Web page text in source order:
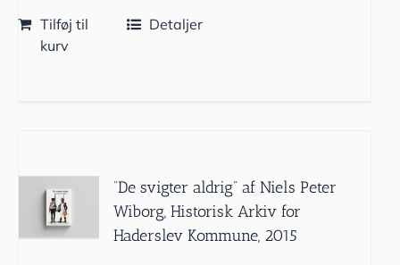
Tilføj til
kurv
Detaljer
”De svigter aldrig” af Niels Peter
Wiborg, Historisk Arkiv for
Haderslev Kommune, 2015